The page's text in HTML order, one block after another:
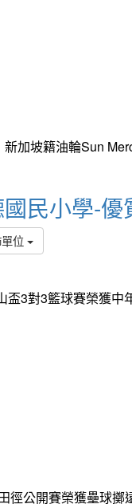
加坡籍油輪Sun
民小學-優
位
3對3籃球賽榮獲中
徑公開賽榮獲壘球擲